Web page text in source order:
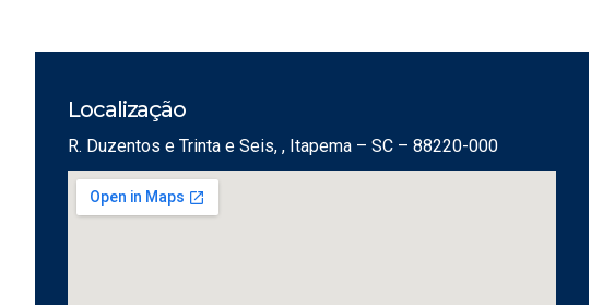
Localização
R. Duzentos e Trinta e Seis, , Itapema – SC – 88220-000